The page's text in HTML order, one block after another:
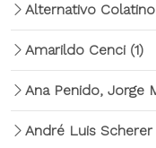
Alternativo Colatino
Amarildo Cenci (1)
Ana Penido, Jorge
André Luis Scherer